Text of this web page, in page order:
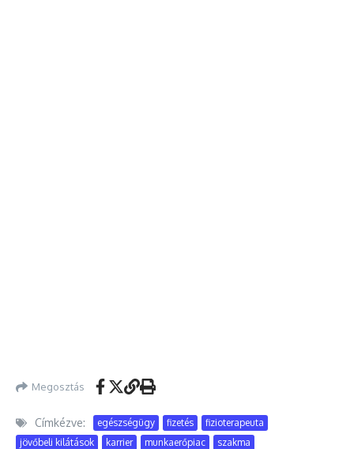
Megosztás
Címkézve: egészségügy fizetés
fizioterapeuta
jövőbeli kilátások
karrier munkaerőpiac
szakma